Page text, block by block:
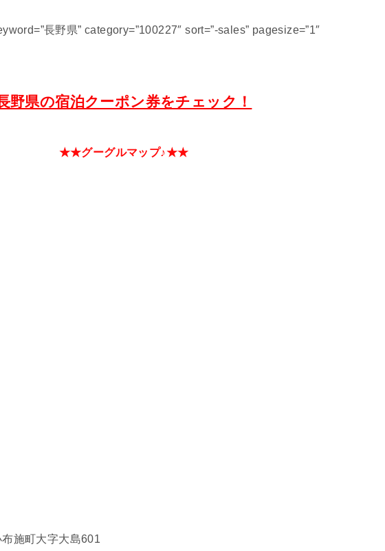
長野県” category=”100227″ sort=”-sales” pagesize=”1″
野県の宿泊クーポン券をチェック！
★★グーグルマップ♪★★
布施町大字大島601